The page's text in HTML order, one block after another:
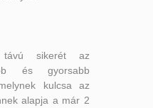
sikerét az
és gyorsabb
kulcsa az
alapja a már 2